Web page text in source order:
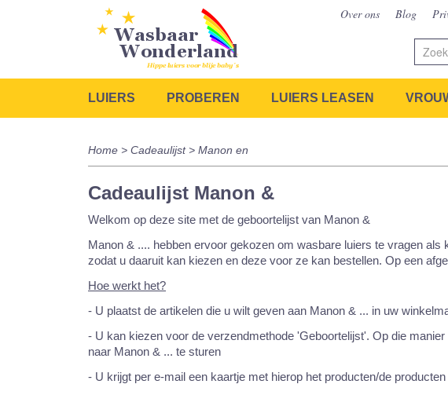
Over ons Blog
LUIERS PROBEREN LUIERS LEASEN
Home > Cadeaulijst> Manon en
Cadeaulijst Manon &
Welkom op deze site met de geboortelijst van Manon &
Manon & .... hebben ervoor gekozen om wasbare luiers te vragen
zodat u daaruit kan kiezen en deze voor ze kan bestellen. Op een
Hoe werkt het?
- U plaatst de artikelen die u wilt geven aan Manon & ... in uw
- U kan kiezen voor de verzendmethode 'Geboortelijst'. Op die
naar Manon & ... te sturen
- U krijgt per e-mail een kaartje met hierop het producten/de